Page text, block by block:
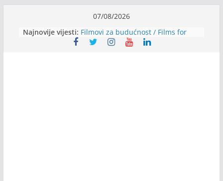
content
07/08/2026
Najnovije vijesti: Filmovi za budućnost / Films for
Future